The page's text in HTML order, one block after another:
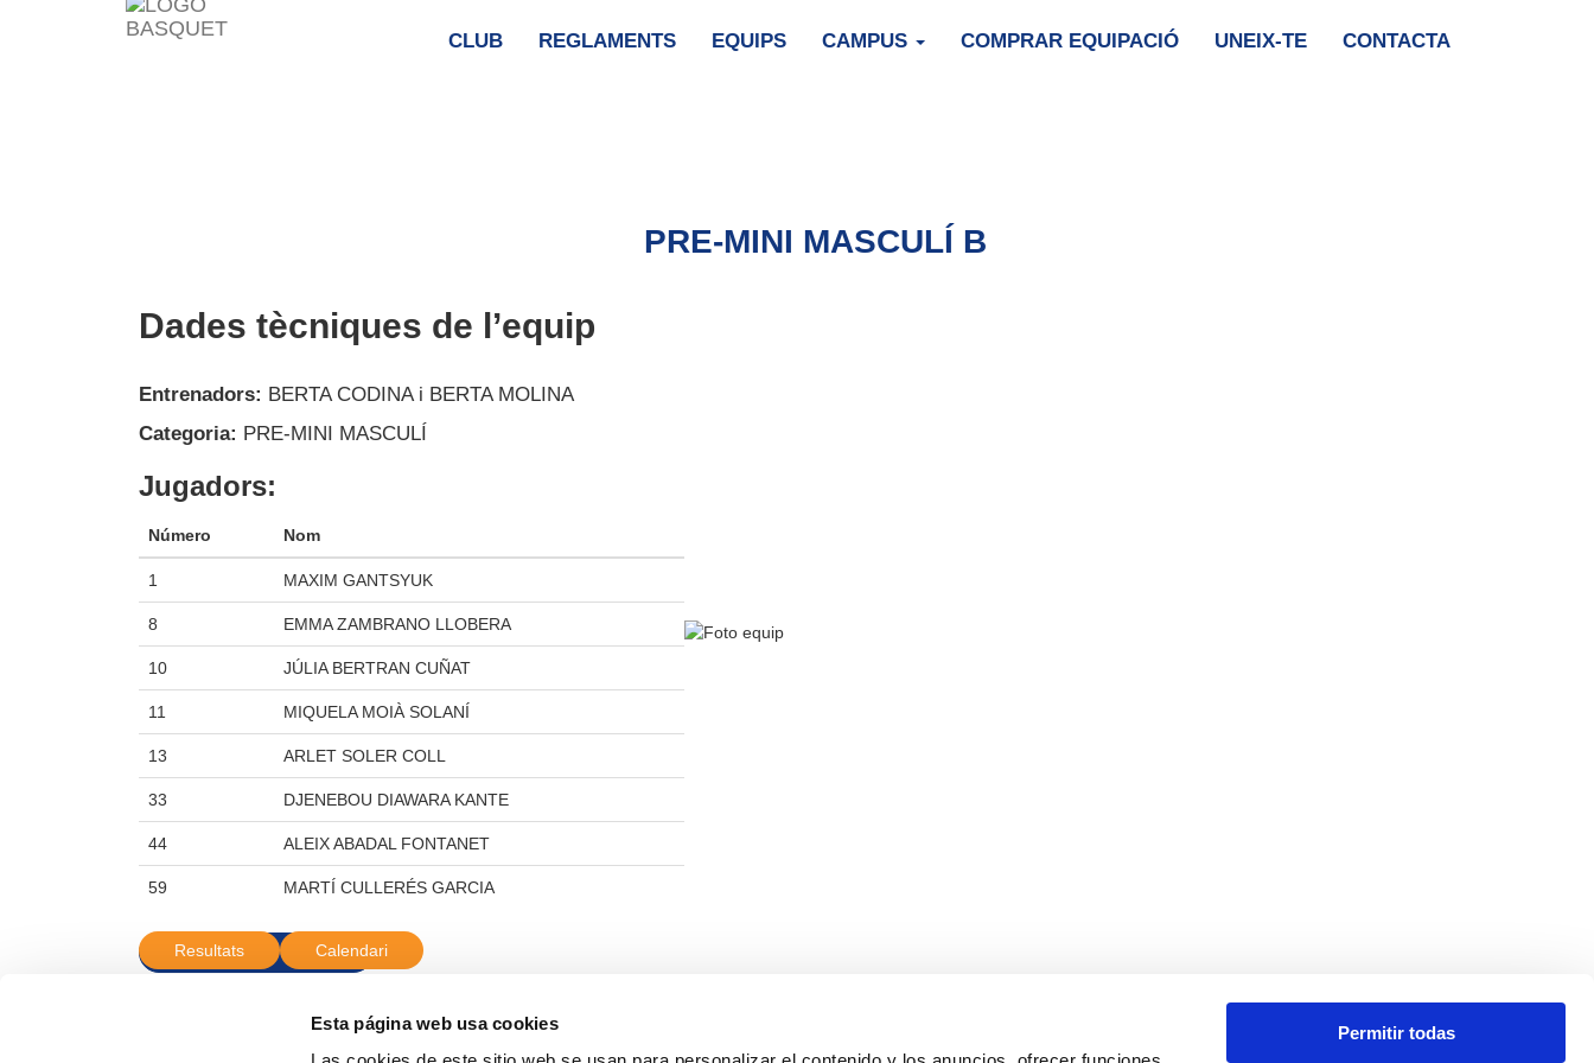
Esta página web usa cookies
Permitir todas
CLUB REGLAMENTS EQUIPS CAMPUS COMPRAR EQUIPACIÓ UNEIX-TE CONTACTA
PRE-MINI MASCULÍ B
Dades tècniques de l’equip
Entrenadors: BERTA CODINA i BERTA MOLINA
Categoria: PRE-MINI MASCULÍ
Jugadors:
Número Nom
1 MAXIM GANTSYUK
8 EMMA ZAMBRANO LLOBERA
10 JÚLIA BERTRAN CUÑAT
11 MIQUELA MOIÀ SOLANÍ
13 ARLET SOLER COLL
33 DJENEBOU DIAWARA KANTE
44 ALEIX ABADAL FONTANET
59 MARTÍ CULLERÉS GARCIA
<-- Tornar equips
Resultats Calendari